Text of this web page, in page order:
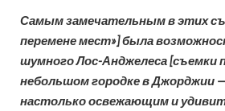
Самым замечательным в этих
перемене мест»] была
шумного Лос-Анджелеса [съемки
небольшом городке в Джорджии
настолько освежающим и